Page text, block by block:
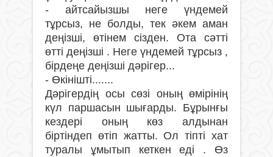
- айтсайызшы неге үндемей
тұрсыз, не болды, тек əкем аман
деңізші, өтінем сізден. Ота сәтті
өтті деңізші . Неге үндемей тұрсыз ,
бірдеңе деңізші дəрігер...
- Өкінішті.......
Дәрігердің осы сөзі оның өмірінің
күл паршасын шығарды. Бұрынғы
кездері оның көз алдынан
біртіндеп өтіп жатты. Ол тіпті хат
туралы ұмытып кеткен еді . Өз